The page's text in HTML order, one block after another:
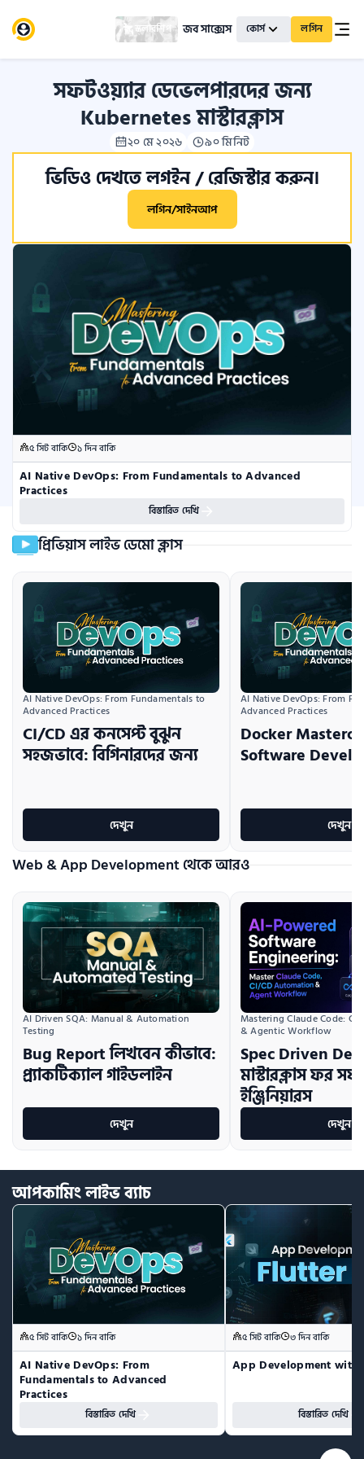
স্কলারশিপ জব সাক্সেস কোর্স লগিন
সফটওয়্যার ডেভেলপারদের জন্য
Kubernetes মাস্টারক্লাস
২০ মে ২০২৬ ৯০ মিনিট
ভিডিও দেখতে লগইন / রেজিস্টার করুন।
লগিন/সাইনআপ
৫ সিট বাকি ১ দিন বাকি
AI Native DevOps: From Fundamentals to Advanced
Practices
বিস্তারিত দেখি
প্রিভিয়াস লাইভ ডেমো ক্লাস
AI Native DevOps: From Fundamentals to
Advanced Practices
CI/CD এর কনসেপ্ট বুঝুন
সহজভাবে: বিগিনারদের জন্য
দেখুন
AI Native DevOps: From
Advanced Practices
Docker
Software
দেখুন
Web & App Development থেকে আরও
AI Driven SQA: Manual & Automation
Testing
Bug Report লিখবেন কীভাবে:
প্র্যাকটিক্যাল গাইডলাইন
দেখুন
Mastering Claude Code:
& Agentic Workflow
Spec Driven
মাস্টারক্লাস ফর
ইঞ্জিনিয়ারস
দেখুন
আপকামিংলাইভব্যাচ
৫ সিট বাকি ১ দিন বাকি
AI Native DevOps: From
Fundamentals to Advanced
Practices
বিস্তারিত দেখি
৫ সিট বাকি ৩ দিন বাকি
App Development with
বিস্তারিত দেখি